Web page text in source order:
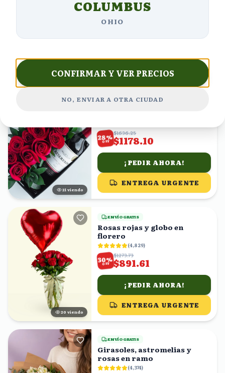
21viendo
(4,641 )
29% $1257.04
$892.50
ENTREGA URGENTE
20 viendo
ENVÍO GRATIS
28%
OFF
$1636.25
$1178.10
¡PEDIR AHORA!
ENTREGA URGENTE
19 viendo
ENVÍO GRATIS
Rosas rojas y globo en
florero
(4,829)
30%
OFF
$1273.73
$891.61
¡PEDIR AHORA!
ENTREGA URGENTE
ENVÍO GRATIS
Girasoles, astromelias y
rosas en ramo
(4,374)
COLUMBUS
OHIO
CONFIRMAR Y VER PRECIOS
NO, ENVIAR A OTRA CIUDAD